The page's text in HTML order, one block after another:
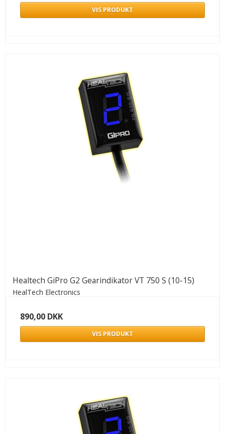
VIS PRODUKT
Healtech GiPro G2 Gearindikator VT 750 S (10-15)
HealTech Electronics
890,00 DKK
VIS PRODUKT